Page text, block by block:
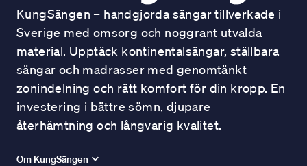
KungSängen – handgjorda sängar tillverkade i
Sverige med omsorg och noggrant utvalda
material. Upptäck kontinentalsängar, ställbara
sängar och madrasser med genomtänkt
zonindelning och rätt komfort för din kropp. En
investering i bättre sömn, djupare
återhämtning och långvarig kvalitet.
Om KungSängen